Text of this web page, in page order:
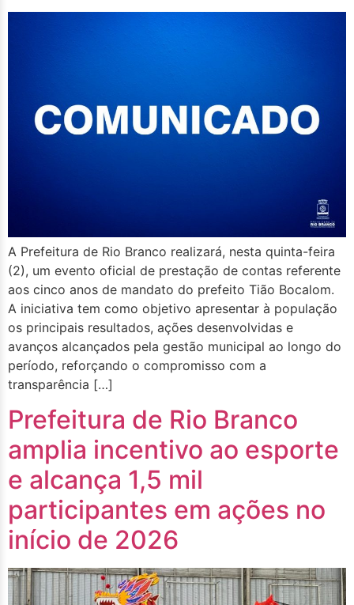
A Prefeitura de Rio Branco realizará, nesta quinta-feira
(2), um evento oficial de prestação de contas referente
aos cinco anos de mandato do prefeito Tião Bocalom.
A iniciativa tem como objetivo apresentar à população
os principais resultados, ações desenvolvidas e
avanços alcançados pela gestão municipal ao longo do
período, reforçando o compromisso com a
transparência […]
Prefeitura de Rio Branco
amplia incentivo ao esporte
e alcança 1,5 mil
participantes em ações no
início de 2026